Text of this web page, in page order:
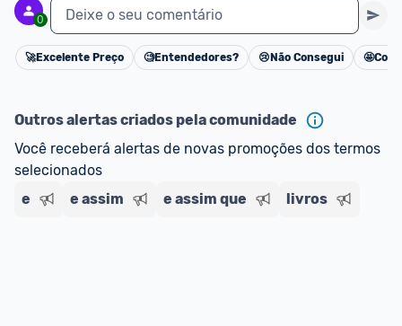
0 Deixe o seu comentário
Cancelar
🚀Excelente Preço 🧐Entendedores? 😢 Não Consegui 🤩
Outros alertas criados pela comunidade
Você receberá alertas de novas promoções dos termos
selecionados
e
e assim e assim que livros